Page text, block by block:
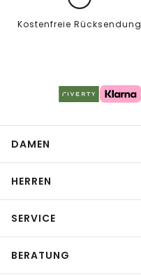
Kostenfreie Rücksendung
DAMEN
HERREN
SERVICE
BERATUNG